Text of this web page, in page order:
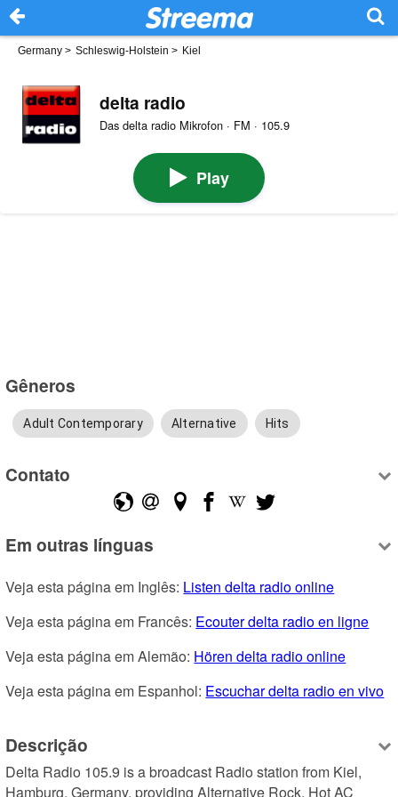
Germany > Schleswig-Holstein > Kiel
delta radio
Das delta radio Mikrofon · FM · 105.9
Play
Gêneros
Adult Contemporary Alternative Hits
Contato
Em outras línguas
Veja esta página em Inglês: Listen delta radio online
Veja esta página em Francês: Ecouter delta radio en ligne
Veja esta página em Alemão: Hören delta radio online
Veja esta página em Espanhol: Escuchar delta radio en vivo
Descrição
Delta Radio 105.9 is a broadcast Radio station from Kiel,
Hamburg, Germany, providing Alternative Rock, Hot AC